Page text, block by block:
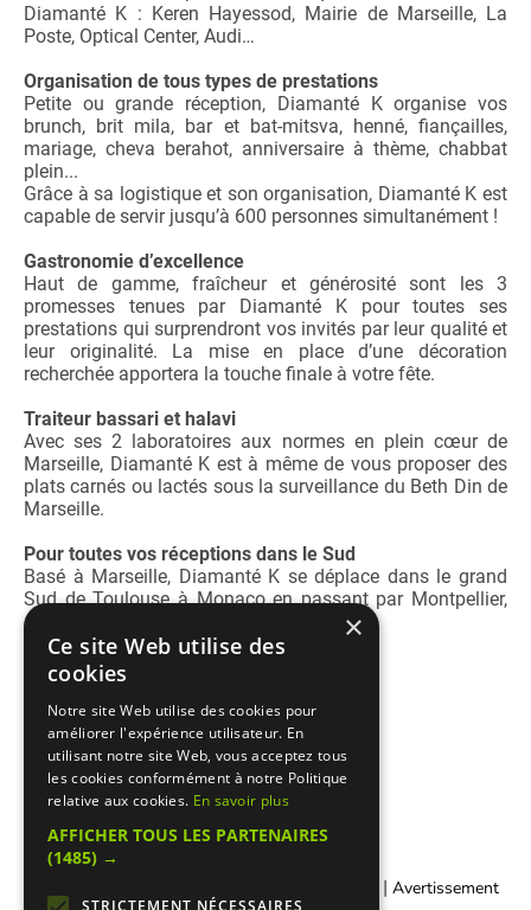
Diamanté K : Keren Hayessod, Mairie de Marseille, La
Poste, Optical Center, Audi…
Organisation de tous types de prestations
Petite ou grande réception, Diamanté K organise vos
brunch, brit mila, bar et bat-mitsva, henné, fiançailles,
mariage, cheva berahot, anniversaire à thème, chabbat
plein...
Grâce à sa logistique et son organisation, Diamanté K est
capable de servir jusqu’à 600 personnes simultanément !
Gastronomie d’excellence
Haut de gamme, fraîcheur et générosité sont les 3
promesses tenues par Diamanté K pour toutes ses
prestations qui surprendront vos invités par leur qualité et
leur originalité. La mise en place d’une décoration
recherchée apportera la touche finale à votre fête.
Traiteur bassari et halavi
Avec ses 2 laboratoires aux normes en plein cœur de
Marseille, Diamanté K est à même de vous proposer des
plats carnés ou lactés sous la surveillance du Beth Din de
Marseille.
Pour toutes vos réceptions dans le Sud
Basé à Marseille, Diamanté K se déplace dans le grand
Sud de Toulouse à Monaco en passant par Montpellier,
Aix et Cannes
| Avertissement
×
Ce site Web utilise des
cookies
Notre site Web utilise des cookies pour
améliorer l'expérience utilisateur. En
utilisant notre site Web, vous acceptez tous
les cookies conformément à notre Politique
relative aux cookies. En savoir plus
AFFICHER TOUS LES PARTENAIRES
(1485) →
STRICTEMENT NÉCESSAIRES